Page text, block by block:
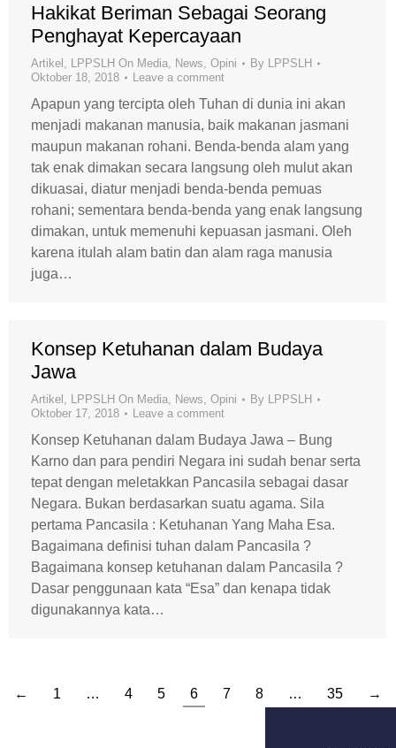
Hakikat Beriman Sebagai Seorang
Penghayat Kepercayaan
Artikel , LPPSLH On Media, News, Opini By LPPSLH
Oktober 18, 2018
Leave a comment
Apapun yang tercipta oleh Tuhan di dunia ini akan
menjadi makanan manusia, baik makanan jasmani
maupun makanan rohani. Benda-benda alam yang
tak enak dimakan secara langsung oleh mulut akan
dikuasai, diatur menjadi benda-benda pemuas
rohani; sementara benda-benda yang enak langsung
dimakan, untuk memenuhi kepuasan jasmani. Oleh
karena itulah alam batin dan alam raga manusia
juga…
Konsep Ketuhanan dalam Budaya
Jawa
Artikel , LPPSLH On Media, News, Opini By LPPSLH
Oktober 17, 2018
Leave a comment
Konsep Ketuhanan dalam Budaya Jawa – Bung
Karno dan para pendiri Negara ini sudah benar serta
tepat dengan meletakkan Pancasila sebagai dasar
Negara. Bukan berdasarkan suatu agama. Sila
pertama Pancasila : Ketuhanan Yang Maha Esa.
Bagaimana definisi tuhan dalam Pancasila ?
Bagaimana konsep ketuhanan dalam Pancasila ?
Dasar penggunaan kata “Esa” dan kenapa tidak
digunakannya kata…
← 1 … 4 5 6 7 8 … 35 →